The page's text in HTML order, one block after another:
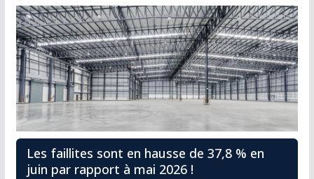
Les faillites sont en hausse de 37,8 % en
juin par rapport à mai 2026 !